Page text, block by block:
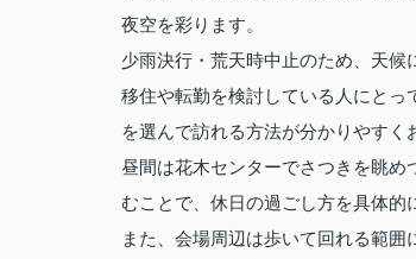
夜空を彩ります。
少雨決行・荒天時中止のため、天候
移住や転勤を検討している人にとっ
を選んで訪れる方法が分かりやすく
昼間は花木センターでさつきを眺
むことで、休日の過ごし方を具体的
また、会場周辺は歩いて回れる範